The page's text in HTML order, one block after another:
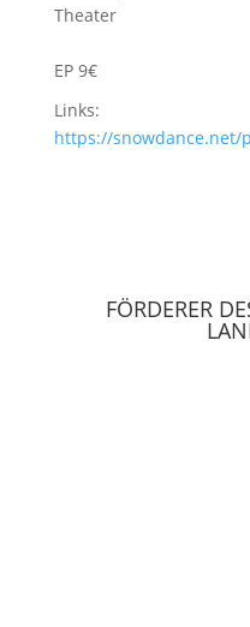
Theater
EP 9€
Links:
https://snowdance.net/
FÖRDERER